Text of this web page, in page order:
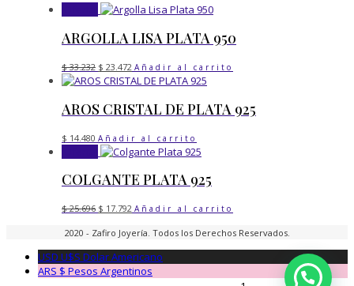
ARGOLLA LISA PLATA 950
$33.232 El
precio
original
$ 33.232.
$ 23.472 El
precio
actual
$ 23.472.
Añadir al carrito
AROS CRISTAL DE PLATA 925
$ 14.480 Añadir al carrito
COLGANTE PLATA 925
$25.696 El
original
$ 25.696.
$ 17.792 El
actual
$ 17.792.
Añadir al carrito
2020 - Zafiro Joyería. Todos los Derechos Reservados.
USD U$S Dolar Americano
ARS $ Pesos Argentinos